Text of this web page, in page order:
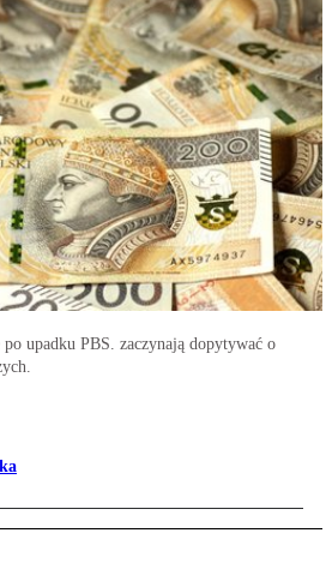
po upadku PBS. zaczynają dopytywać o